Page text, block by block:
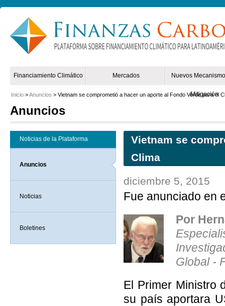
Financiamiento Climático Mercados Nuevos
Mitigación
Inicio >Anuncios > Vietnam se comprometió a hacer un aporte al Fondo Verde para el
Anuncios
Noticias de la Plataforma
Anuncios
Noticias
Boletines
Vietnam se
Clima
diciembre 5, 2015
Fue anunciado en
Por
Global -
El Primer Ministro
su país aportara